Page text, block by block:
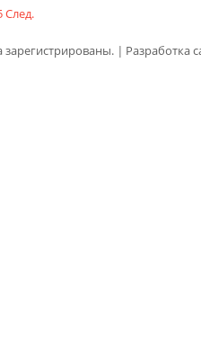
След.
зарегистрированы. | Разработка